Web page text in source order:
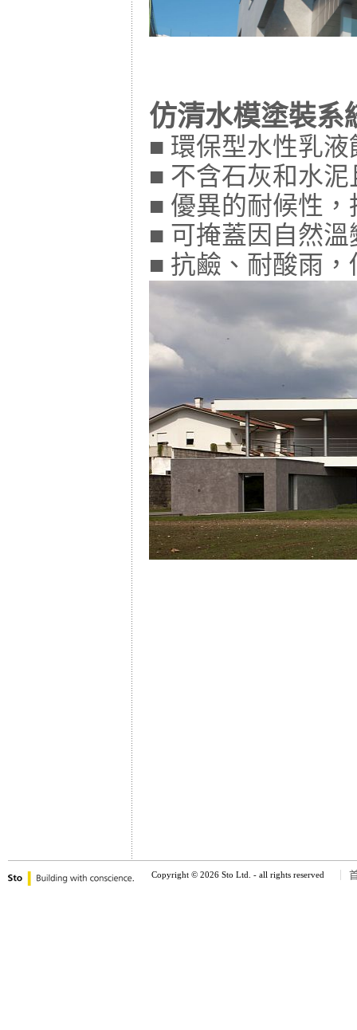
仿清水模塗裝
■ 環保型水性乳
■ 不含石灰和水
■ 優異的耐候性
■ 可掩蓋因自然
■ 抗鹼、耐酸雨
Copyright © 2026 Sto Ltd. - all rights reserved